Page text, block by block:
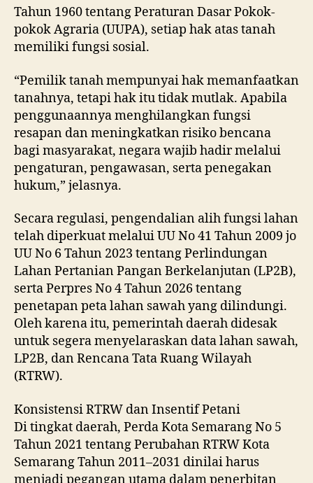
Tahun 1960 tentang Peraturan Dasar Pokok-
pokok Agraria (UUPA), setiap hak atas tanah
memiliki fungsi sosial.
“Pemilik tanah mempunyai hak memanfaatkan
tanahnya, tetapi hak itu tidak mutlak. Apabila
penggunaannya menghilangkan fungsi
resapan dan meningkatkan risiko bencana
bagi masyarakat, negara wajib hadir melalui
pengaturan, pengawasan, serta penegakan
hukum,” jelasnya.
Secara regulasi, pengendalian alih fungsi lahan
telah diperkuat melalui UU No 41 Tahun 2009 jo
UU No 6 Tahun 2023 tentang Perlindungan
Lahan Pertanian Pangan Berkelanjutan (LP2B),
serta Perpres No 4 Tahun 2026 tentang
penetapan peta lahan sawah yang dilindungi.
Oleh karena itu, pemerintah daerah didesak
untuk segera menyelaraskan data lahan sawah,
LP2B, dan Rencana Tata Ruang Wilayah
(RTRW).
Konsistensi RTRW dan Insentif Petani
Di tingkat daerah, Perda Kota Semarang No 5
Tahun 2021 tentang Perubahan RTRW Kota
Semarang Tahun 2011–2031 dinilai harus
menjadi pegangan utama dalam penerbitan